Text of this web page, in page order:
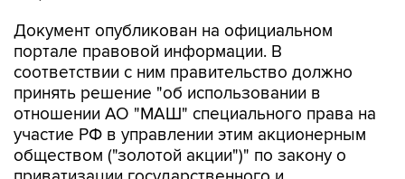
Документ опубликован на официальном
портале правовой информации. В
соответствии с ним правительство должно
принять решение "об использовании в
отношении АО "МАШ" специального права на
участие РФ в управлении этим акционерным
обществом ("золотой акции")" по закону о